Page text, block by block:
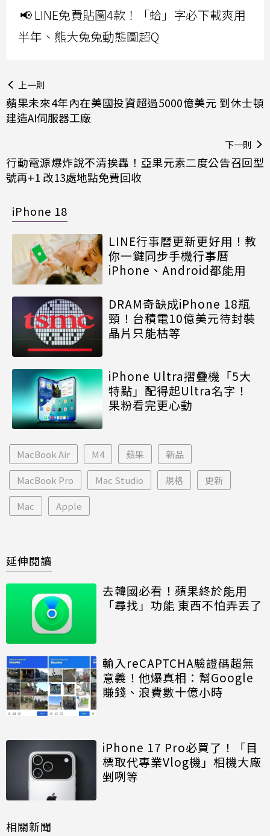
📢 LINE免費貼圖4款！「蛤」字必下載爽用
半年、熊大兔兔動態圖超Q
上一則
蘋果未來4年內在美國投資超過5000億美元 到休士頓
建造AI伺服器工廠
下一則
行動電源爆炸說不清挨轟！亞果元素二度公告召回型
號再+1 改13處地點免費回收
iPhone 18
LINE行事曆更新更好用！教
你一鍵同步手機行事曆
iPhone、Android都能用
DRAM奇缺成iPhone 18瓶
頸！台積電10億美元待封裝
晶片只能枯等
iPhone Ultra摺疊機「5大
特點」配得起Ultra名字！
果粉看完更心動
MacBook Air M4 蘋果 新品
MacBook Pro Mac Studio 規格 更新
Mac Apple
延伸閱讀
去韓國必看！蘋果終於能用
「尋找」功能 東西不怕弄丟了
輸入reCAPTCHA驗證碼超無
意義！他爆真相：幫Google
賺錢、浪費數十億小時
iPhone 17 Pro必買了！「目
標取代專業Vlog機」相機大廠
剉咧等
相關新聞